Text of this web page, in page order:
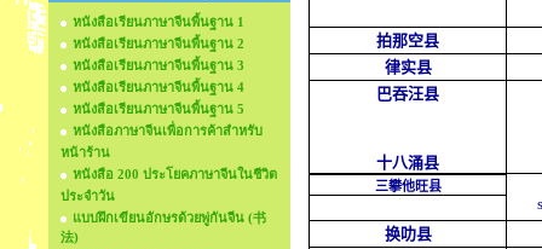
หนังสือเรียนภาษาจีนพื้นฐาน 1
หนังสือเรียนภาษาจีนพื้นฐาน 2
หนังสือเรียนภาษาจีนพื้นฐาน 3
หนังสือเรียนภาษาจีนพื้นฐาน 4
หนังสือเรียนภาษาจีนพื้นฐาน 5
หนังสือภาษาจีนเพื่อการค้าสำหรับ
หน้าร้าน
หนังสือ 200 ประโยคภาษาจีนในชีวิต
ประจำวัน
แบบฝึกเขียนอักษรด้วยพู่กันจีน (书
法)
拍那空县
律实县
巴吞汪县
十八涌县
三攀他旺县
换叻县